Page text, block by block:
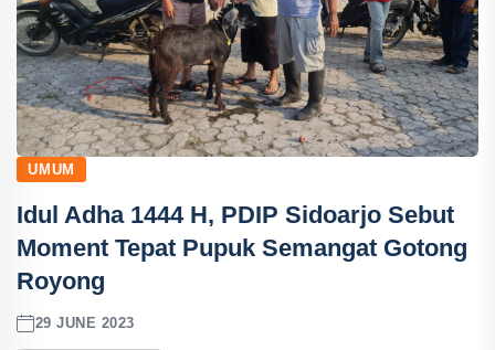
UMUM
Idul Adha 1444 H, PDIP Sidoarjo Sebut
Moment Tepat Pupuk Semangat Gotong
Royong
29 JUNE 2023